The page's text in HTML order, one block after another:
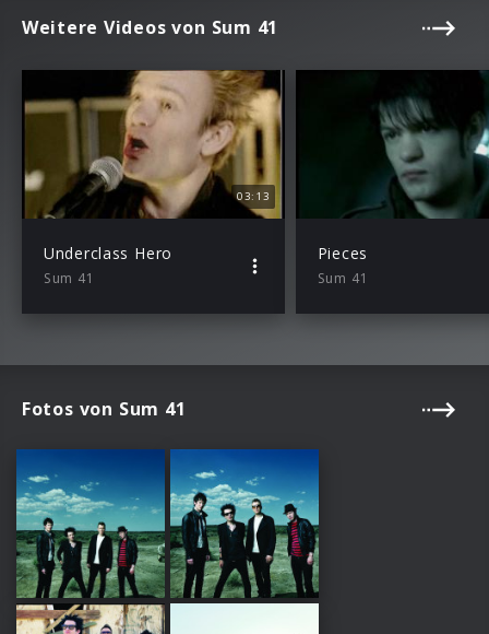
Weitere Videos von Sum 41
03:13
Underclass Hero
Sum 41
Pieces
Sum 41
Fotos von Sum 41